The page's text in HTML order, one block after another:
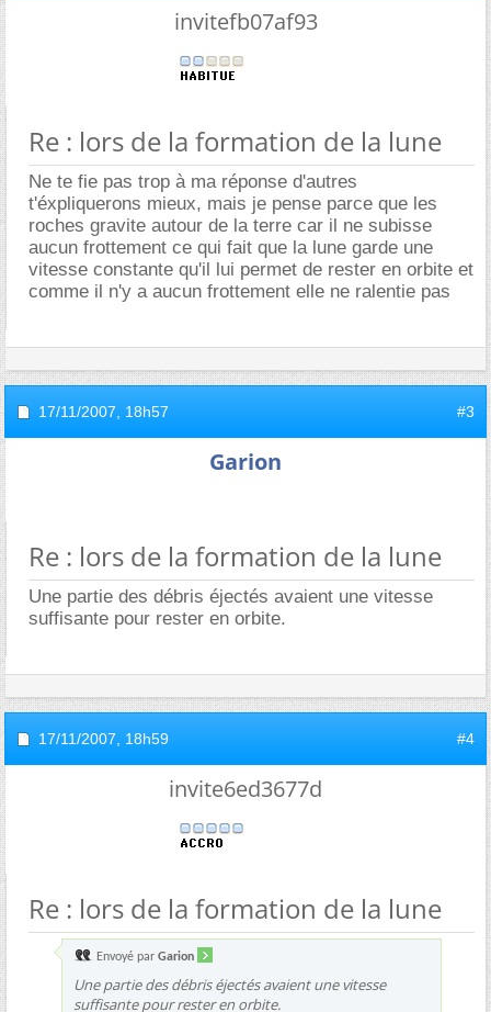
invitefb07af93
Re : lors de la formation de la lune
Ne te fie pas trop à ma réponse d'autres
t'éxpliquerons mieux, mais je pense parce que les
roches gravite autour de la terre car il ne subisse
aucun frottement ce qui fait que la lune garde une
vitesse constante qu'il lui permet de rester en orbite et
comme il n'y a aucun frottement elle ne ralentie pas
17/11/2007, 18h57 #3
Garion
Re : lors de la formation de la lune
Une partie des débris éjectés avaient une vitesse
suffisante pour rester en orbite.
17/11/2007, 18h59 #4
invite6ed3677d
Re : lors de la formation de la lune
Envoyé par Garion
Une partie des débris éjectés avaient une vitesse
suffisante pour rester en orbite.